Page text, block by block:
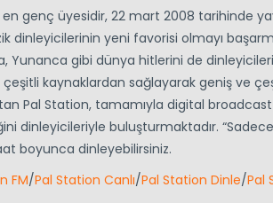
genç üyesidir, 22 mart 2008 tarihinde
dinleyicilerinin yeni favorisi olmayı
Yunanca gibi dünya hitlerini de
kaynaklardan sağlayarak geniş ve
Pal Station, tamamıyla digital broadcast
dinleyicileriyle buluşturmaktadır. “Sadece
boyunca dinleyebilirsiniz.
FM/Pal Station Canlı/Pal Station Dinle/Pal